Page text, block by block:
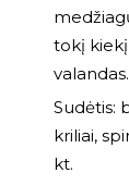
tokį kiekį
Sudėtis:
kriliai,
kt.